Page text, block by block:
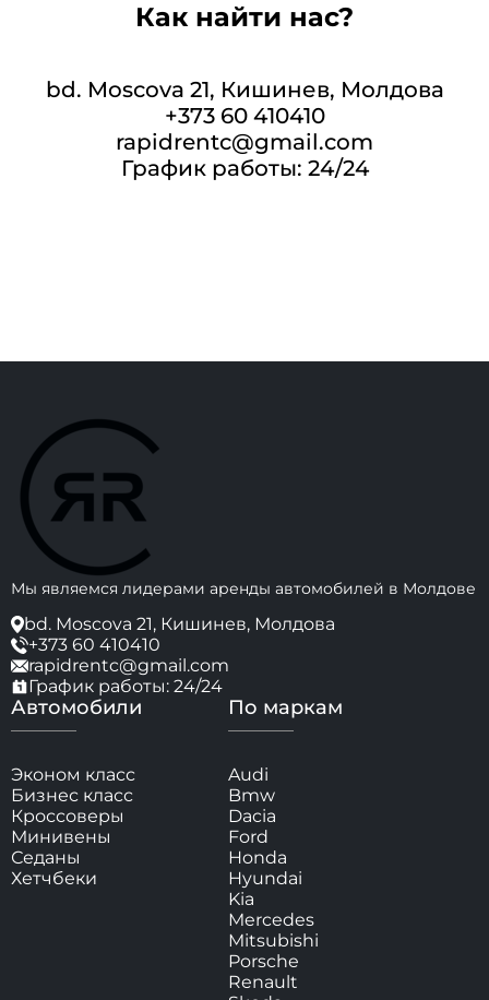
Как найти нас?
bd. Moscova 21, Кишинев, Молдова
+373 60 410410
rapidrentc@gmail.com
График работы: 24/24
Мы являемся лидерами аренды автомобилей в Молдове
bd. Moscova 21, Кишинев, Молдова
+373 60 410410
rapidrentc@gmail.com
График работы: 24/24
Автомобили
Эконом класс
Бизнес класс
Кроссоверы
Минивены
Седаны
Хетчбеки
По маркам
Audi
Bmw
Dacia
Ford
Honda
Hyundai
Kia
Mercedes
Mitsubishi
Porsche
Renault